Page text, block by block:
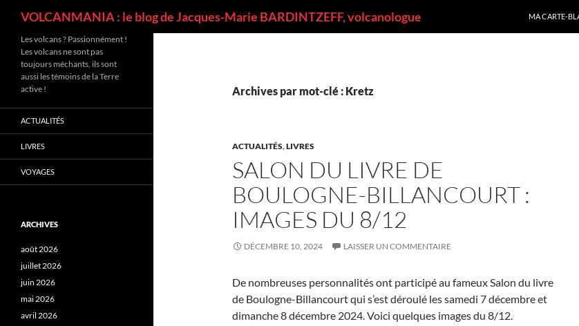
VOLCANMANIA : le blog de Jacques-Marie BARDINTZEFF, volcanologue
MA CARTE-
Archives par mot-clé : Kretz
ACTUALITÉS,LIVRES
SALON DU LIVRE DE
BOULOGNE-BILLANCOURT :
IMAGES DU 8/12
DÉCEMBRE 10, 2024 LAISSER UN COMMENTAIRE
De nombreuses personnalités ont participé au fameux Salon du livre
de Boulogne-Billancourt qui s’est déroulé les samedi 7 décembre et
dimanche 8 décembre 2024. Voici quelques images du 8/12.
Les volcans ? Passionnément !
Les volcans ne sont pas
toujours méchants, ils sont
aussi les témoins de la Terre
active !
ACTUALITÉS
LIVRES
VOYAGES
ARCHIVES
août 2026
juillet 2026
juin 2026
mai 2026
avril 2026